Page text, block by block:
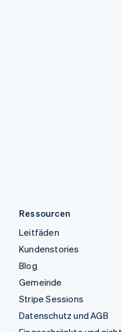
Ressourcen
Leitfäden
Kundenstories
Blog
Gemeinde
Stripe Sessions
Datenschutz und AGB